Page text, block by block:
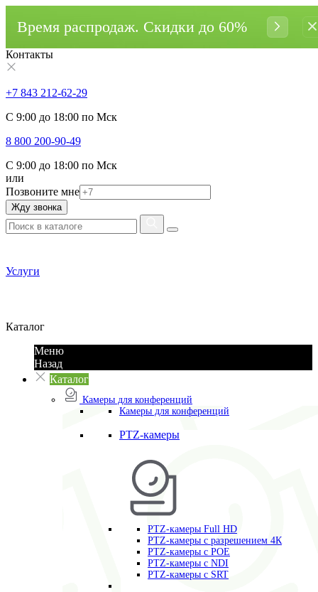
Время распродаж. Cкидки до 60%
Контакты
+7 843 212-62-29
С 9:00 до 18:00 по Мск
8 800 200-90-49
С 9:00 до 18:00 по Мск
или
Позвоните мне
Жду звонка
Услуги
Каталог
Меню
Назад
Каталог
Камеры для конференций
Камеры для конференций
PTZ-камеры
PTZ-камеры Full HD
PTZ-камеры с разрешением 4К
PTZ-камеры с POE
PTZ-камеры c NDI
PTZ-камеры с SRT